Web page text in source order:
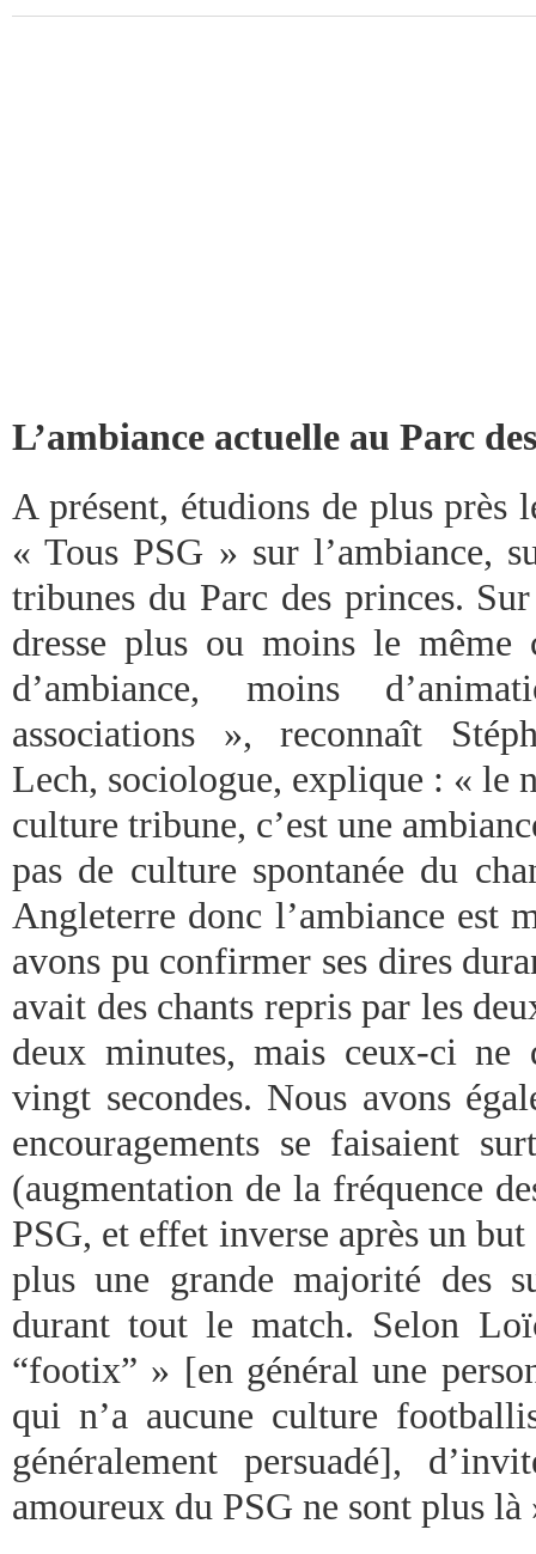
L’ambiance actuelle au Parc
A présent, étudions de plus près
« Tous PSG » sur l’ambiance,
tribunes du Parc des princes.
dresse plus ou moins le
d’ambiance, moins
associations », reconnaît
Lech, sociologue, explique : « le
culture tribune, c’est une
pas de culture spontanée du
Angleterre donc l’ambiance est
avons pu confirmer ses dires
avait des chants repris par les
deux minutes, mais ceux-ci ne
vingt secondes. Nous avons
encouragements se faisaient
(augmentation de la fréquence
PSG, et effet inverse après un
plus une grande majorité des
durant tout le match. Selon
“footix” » [en général une
qui n’a aucune culture
généralement persuadé],
amoureux du PSG ne sont plus là